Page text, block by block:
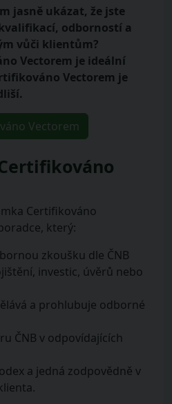
jasně ukázat, že jste
odborností a
vůči klientům?
Vectorem je ideální
Vectorem je
Vectorem
Certifikováno
který:
zkoušku dle ČNB
investic, úvěrů nebo
a prohlubuje odborné
ČNB v odpovídajících
a jedná zodpovědně v